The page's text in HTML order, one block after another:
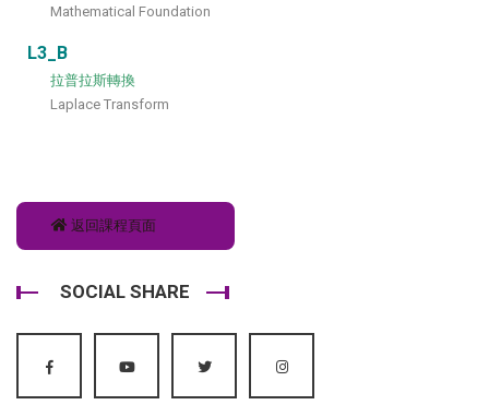
Mathematical Foundation
L3_B
拉普拉斯轉換
Laplace Transform
返回課程頁面
SOCIAL SHARE